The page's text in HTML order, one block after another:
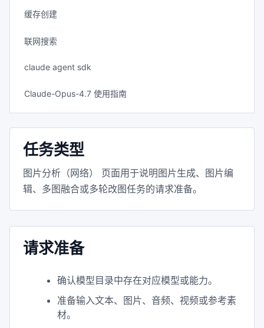
缓存创建
联网搜索
claude agent sdk
Claude-Opus-4.7 使用指南
任务类型
图片分析（网络） 页面用于说明图片生成、图片编
辑、多图融合或多轮改图任务的请求准备。
请求准备
确认模型目录中存在对应模型或能力。
准备输入文本、图片、音频、视频或参考素
材。